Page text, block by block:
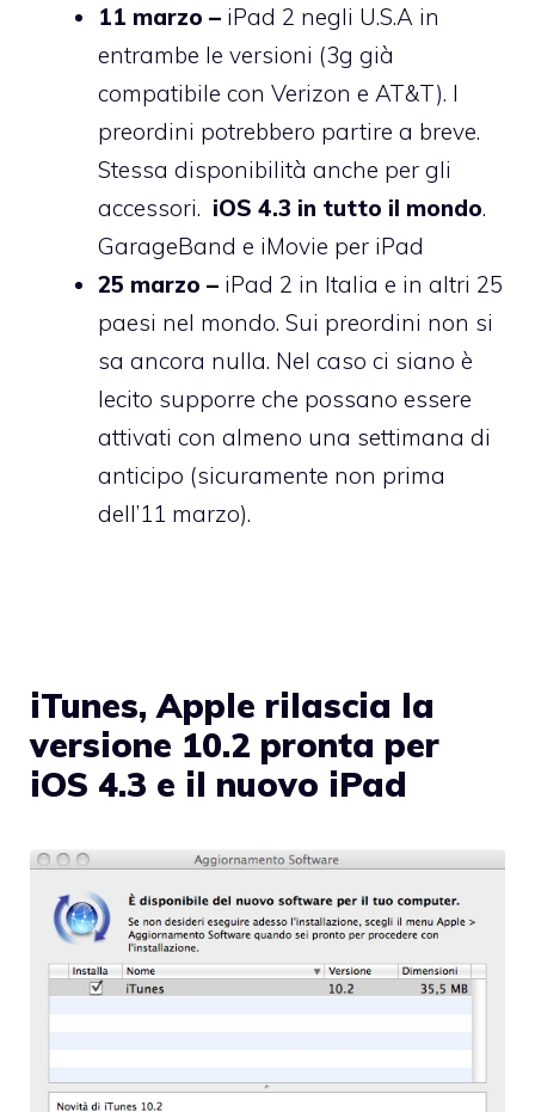
11 marzo – iPad 2 negli U.S.A in
entrambe le versioni (3g già
compatibile con Verizon e AT&T). I
preordini potrebbero partire a breve.
Stessa disponibilità anche per gli
accessori. iOS 4.3 in tutto il mondo.
GarageBand e iMovie per iPad
25 marzo – iPad 2 in Italia e in altri 25
paesi nel mondo. Sui preordini non si
sa ancora nulla. Nel caso ci siano è
lecito supporre che possano essere
attivati con almeno una settimana di
anticipo (sicuramente non prima
dell’11 marzo).
iTunes, Apple rilascia la
versione 10.2 pronta per
iOS 4.3 e il nuovo iPad